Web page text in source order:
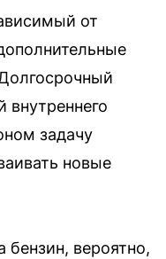
от
внутреннего
задачу
новые
вероятно,